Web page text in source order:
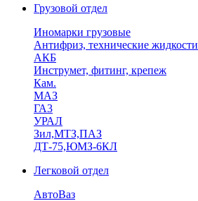
Грузовой отдел
Иномарки грузовые
Антифриз, технические жидкости
АКБ
Инструмет, фитинг, крепеж
Кам.
МАЗ
ГА3
УРАЛ
Зил,МТЗ,ПАЗ
ДТ-75,ЮМЗ-6КЛ
Легковой отдел
АвтоВаз